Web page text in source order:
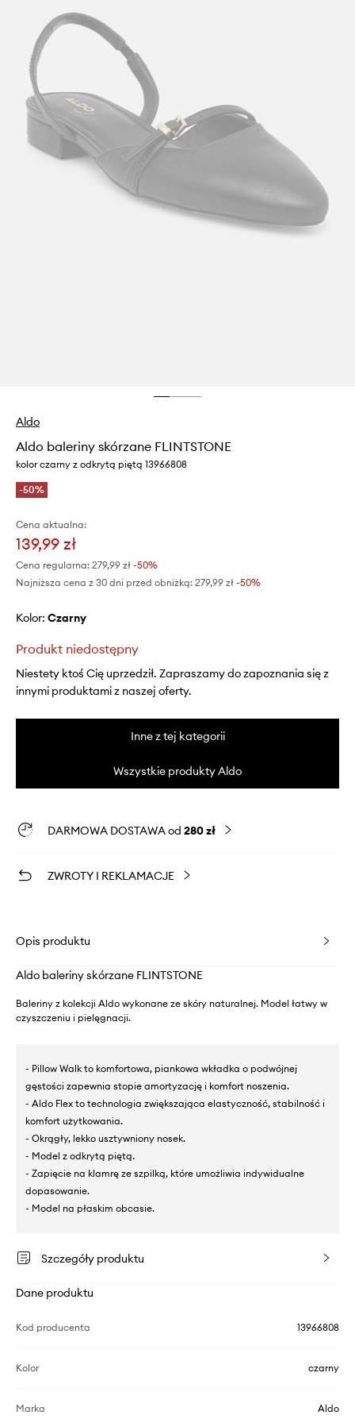
Aldo
Aldo baleriny skórzane FLINTSTONE
kolor czarny z odkrytą piętą 13966808
-50%
Cena aktualna:
139,99 zł
Cena regularna: 279,99 zł -50%
Najniższa cena z 30 dni przed obniżką: 279,99 zł -50%
Kolor: czarny
Produkt niedostępny
Niestety ktoś Cię uprzedził. Zapraszamy do zapoznania się z
innymi produktami z naszej oferty.
Inne z tej kategorii
Wszystkie produkty Aldo
DARMOWA DOSTAWA od 280 zł
ZWROTY I REKLAMACJE
Opis produktu
Aldo baleriny skórzane FLINTSTONE
Baleriny z kolekcji Aldo wykonane ze skóry naturalnej. Model łatwy w
czyszczeniu i pielęgnacji.
- Pillow Walk to komfortowa, piankowa wkładka o podwójnej
gęstości zapewnia stopie amortyzację i komfort noszenia.
- Aldo Flex to technologia zwiększająca elastyczność, stabilność i
komfort użytkowania.
- Okrągły, lekko usztywniony nosek.
- Model z odkrytą piętą.
- Zapięcie na klamrę ze szpilką, które umożliwia indywidualne
dopasowanie.
- Model na płaskim obcasie.
Szczegóły produktu
Dane produktu
Kod producenta 13966808
Kolor czarny
Marka Aldo